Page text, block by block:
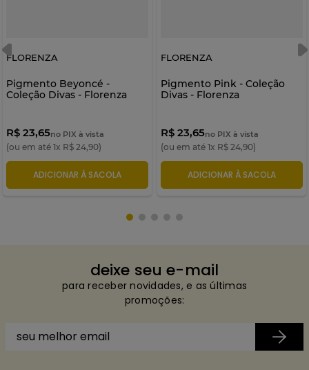
FLORENZA
Pigmento Beyoncé -
Coleção Divas - Florenza
R$ 23,65no PIX à vista
(ou em até 1x R$ 24,90)
ADICIONAR À SACOLA
FLORENZA
Pigmento Pink - Coleção
Divas - Florenza
R$ 23,65no PIX à vista
(ou em até 1x R$ 24,90)
ADICIONAR À SACOLA
deixe seu e-mail
para receber novidades, e as últimas
promoções: